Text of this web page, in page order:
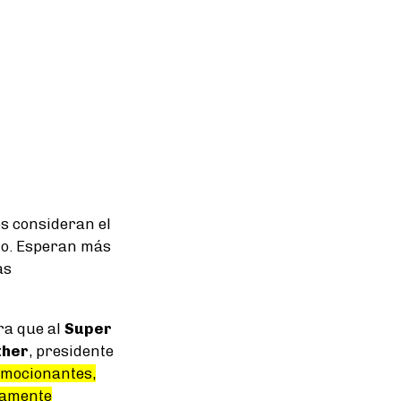
consideran el
Esperan más
que al Super
, presidente